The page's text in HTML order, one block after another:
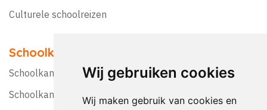
Wij gebruiken cookies
Wij maken gebruik van cookies en
Culturele schoolreizen
Schoolkampen
Schoolkamp Nederland
Schoolkamp België